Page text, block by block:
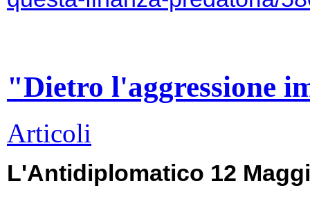
"Dietro l'aggressione
Articoli
L'Antidiplomatico 12